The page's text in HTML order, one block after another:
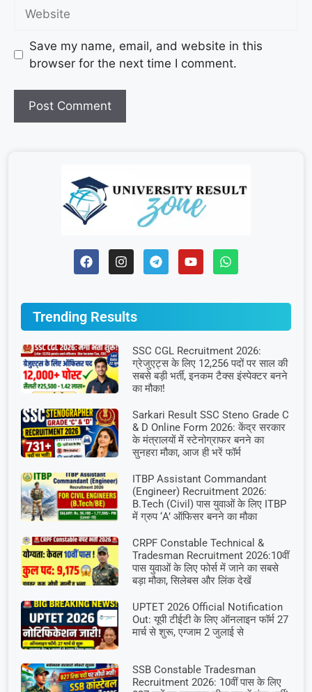
Save my name, email, and website in this
browser for the next time I comment.
Trending Results
SSC CGL Recruitment 2026:
ग्रेजुएट्स के लिए 12,256 पदों पर साल की
सबसे बड़ी भर्ती, इनकम टैक्स इंस्पेक्टर बनने
का मौका!
Sarkari Result SSC Steno Grade C
& D Online Form 2026: केंद्र सरकार
के मंत्रालयों में स्टेनोग्राफर बनने का
सुनहरा मौका, आज ही भरें फॉर्म
ITBP Assistant Commandant
(Engineer) Recruitment 2026:
B.Tech (Civil) पास युवाओं के लिए ITBP
में ग्रुप ‘A’ ऑफिसर बनने का मौका
CRPF Constable Technical &
Tradesman Recruitment 2026:10वीं
पास युवाओं के लिए फोर्स में जाने का सबसे
बड़ा मौका, सिलेबस और लिंक देखें
UPTET 2026 Official Notification
Out: यूपी टीईटी के लिए ऑनलाइन फॉर्म 27
मार्च से शुरू, एग्जाम 2 जुलाई से
SSB Constable Tradesman
Recruitment 2026: 10वीं पास के लिए